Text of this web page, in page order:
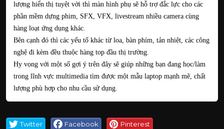
lượng hiển thị tuyệt vời thì màn hình phụ sẽ hỗ trợ đắc lực cho các
phần mềm dựng phim, SFX, VFX, livestream nhiều camera cùng
hàng loạt ứng dụng khác.
Bên cạnh đó thì các yếu tố khác từ loa, bàn phím, tản nhiệt, các công
nghệ đi kèm đều thuộc hàng top đầu thị trường.
Hy vọng với một số gợi ý trên đây sẽ giúp những bạn đang học/làm
trong lĩnh vực multimedia tìm được một mẫu laptop mạnh mẽ, chất
lượng phù hợp cho nhu cầu sử dụng.
Twitter Facebook Pinterest